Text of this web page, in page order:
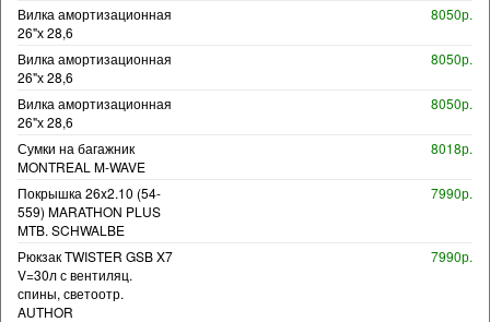
Вилка амортизационная
26"х 28,6
8050р.
Вилка амортизационная
26"х 28,6
8050р.
Вилка амортизационная
26"х 28,6
8050р.
Сумки на багажник
MONTREAL M-WAVE
8018р.
Покрышка 26x2.10 (54-
559) MARATHON PLUS
MTB. SCHWALBE
7990р.
Рюкзак TWISTER GSB X7
V=30л с вентиляц.
спины, светоотр.
AUTHOR
7990р.